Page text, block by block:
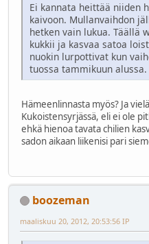
Ei kannata heittää niiden
kaivoon. Mullanvaihdon
hetken vain lukua. Täällä
kukkii ja kasvaa satoa
nuokin lurpottivat kun
tuossa tammikuun alussa.
Hämeenlinnasta myös? Ja
Kukoistensyrjässä, eli ei ole
ehkä hienoa tavata chilien
sadon aikaan liikenisi pari
boozeman
maaliskuu 20, 2012, 20:53:56 IP